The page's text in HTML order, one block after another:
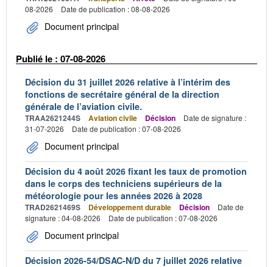
08-2026
Date de publication : 08-08-2026
Document principal
Publié le : 07-08-2026
Décision du 31 juillet 2026 relative à l’intérim des
fonctions de secrétaire général de la direction
générale de l’aviation civile.
TRAA2621244S Aviation civile Décision
Date de signature :
31-07-2026
Date de publication : 07-08-2026
Document principal
Décision du 4 août 2026 fixant les taux de promotion
dans le corps des techniciens supérieurs de la
météorologie pour les années 2026 à 2028
TRAD2621469S Développement durable Décision
Date de
signature : 04-08-2026
Date de publication : 07-08-2026
Document principal
Décision 2026-54/DSAC-N/D du 7 juillet 2026 relative